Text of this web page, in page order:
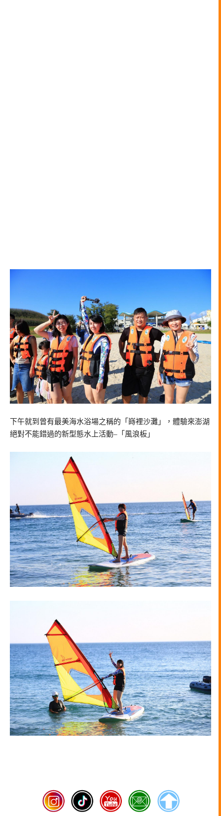
下午就到曾有最美海水浴場之稱的「嵵裡沙灘」，體驗來澎湖
絕對不能錯過的新型態水上活動–「風浪板」